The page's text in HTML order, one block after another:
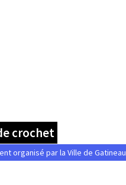
crochet
organisé par la Ville de Gatineau